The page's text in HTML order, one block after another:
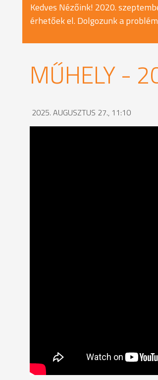
Kedves Nézőink! 2020.
érhetőek el. Dolgozunk a
MŰHELY -
2025. AUGUSZTUS 27., 11:10